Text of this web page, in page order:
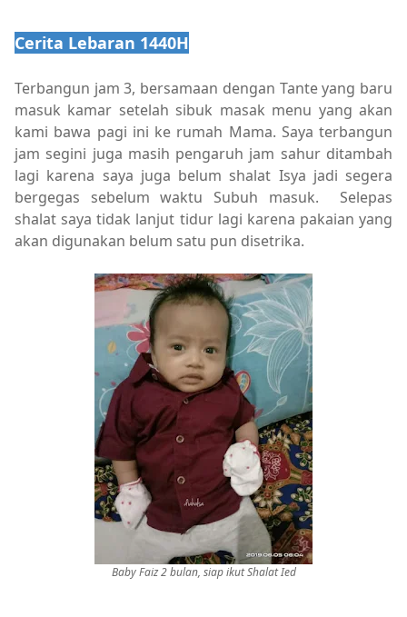
Cerita Lebaran 1440H
Terbangun jam 3, bersamaan dengan Tante yang baru
masuk kamar setelah sibuk masak menu yang akan
kami bawa pagi ini ke rumah Mama. Saya terbangun
jam segini juga masih pengaruh jam sahur ditambah
lagi karena saya juga belum shalat Isya jadi segera
bergegas sebelum waktu Subuh masuk. Selepas
shalat saya tidak lanjut tidur lagi karena pakaian yang
akan digunakan belum satu pun disetrika.
Baby Faiz 2 bulan, siap ikut Shalat Ied